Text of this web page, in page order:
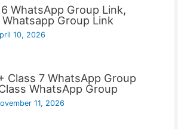
WhatsApp Group Link,
Group Link
10, 2026
Class 7 WhatsApp Group
WhatsApp Group
11, 2026